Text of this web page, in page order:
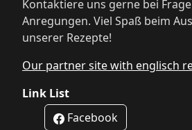
Kontaktiere uns gerne bei
Anregungen. Viel Spaß beim
unserer Rezepte!
Our partner site with englisch
Link List
Facebook